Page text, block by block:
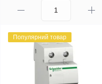
Популярний товар